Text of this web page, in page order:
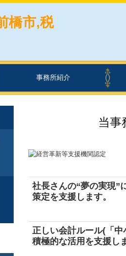
事務所紹介
経営理念
交通案内
セミナー案内
当事
社長さんの“夢の実現”
策定を支援します。
正しい会計ルール(「
積極的な活用を支援し